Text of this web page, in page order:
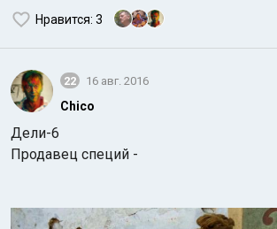
Нравится: 3
22 16 авг. 2016
Chico
Дели-6
Продавец специй -